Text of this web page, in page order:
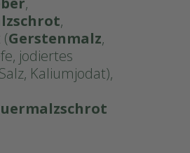
,
Gerstenmalz,
jodiertes
Kaliumjodat),